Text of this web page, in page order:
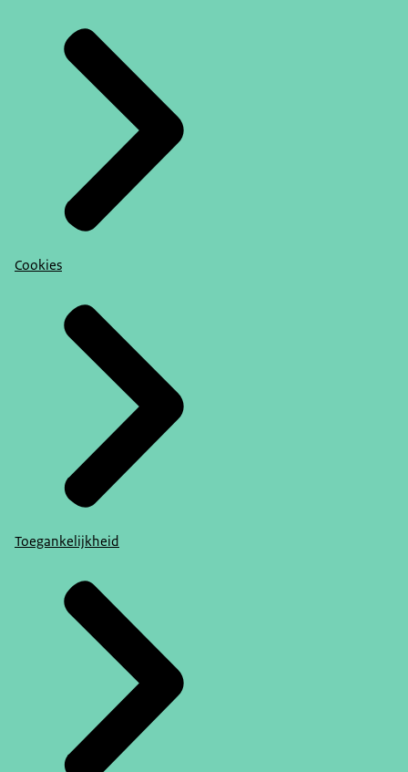
Cookies
Toegankelijkheid